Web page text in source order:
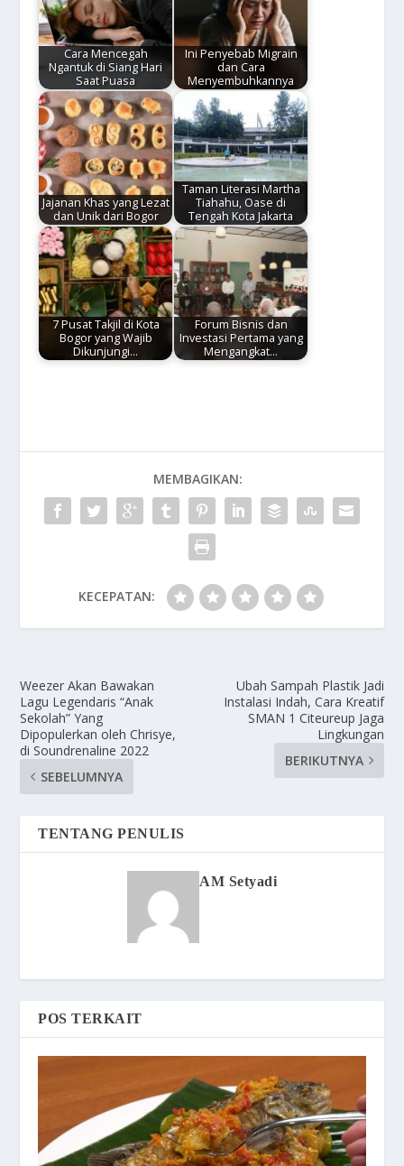
Cara Mencegah
Ngantuk di Siang Hari
Saat Puasa
Ini Penyebab Migrain
dan Cara
Menyembuhkannya
Jajanan Khas yang Lezat
dan Unik dari Bogor
Taman Literasi Martha
Tiahahu, Oase di
Tengah Kota Jakarta
7 Pusat Takjil di Kota
Bogor yang Wajib
Dikunjungi…
Forum Bisnis dan
Investasi Pertama yang
Mengangkat…
MEMBAGIKAN:
KECEPATAN:
Weezer Akan Bawakan
Lagu Legendaris “Anak
Sekolah” Yang
Dipopulerkan oleh Chrisye,
di Soundrenaline 2022
SEBELUMNYA
Ubah Sampah Plastik Jadi
Instalasi Indah, Cara Kreatif
SMAN 1 Citeureup Jaga
Lingkungan
BERIKUTNYA
TENTANG PENULIS
AM Setyadi
POS TERKAIT